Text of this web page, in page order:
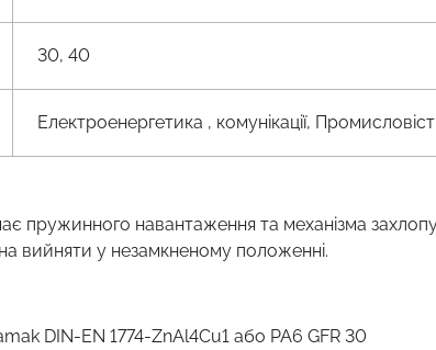
30, 40
Електроенергетика , комунікації,
пружинного навантаження та механізма
вийняти у незамкненому положенні.
DIN-EN 1774-ZnAl4Cu1 або PA6 GFR 30